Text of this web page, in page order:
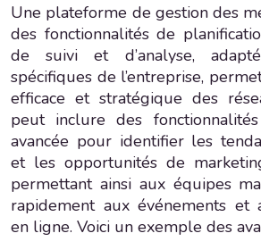
Une plateforme de gestion des
des fonctionnalités de
de suivi et d’analyse,
spécifiques de l’entreprise,
efficace et stratégique des
peut inclure des fonctionnalités
avancée pour identifier les
et les opportunités de
permettant ainsi aux équipes
rapidement aux événements et
en ligne. Voici un exemple des